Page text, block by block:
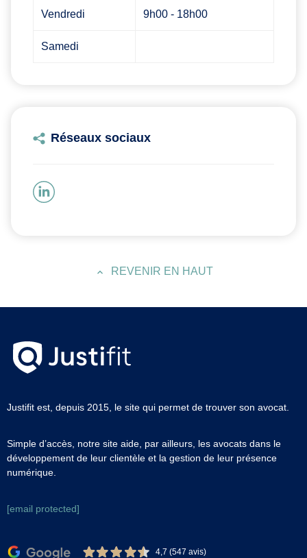
Vendredi 9h00 - 18h00
Samedi
Réseaux sociaux
REVENIR EN HAUT
Justifit est, depuis 2015, le site qui permet de trouver son avocat.
Simple d’accès, notre site aide, par ailleurs, les avocats dans le
développement de leur clientèle et la gestion de leur présence
numérique.
[email protected]
4,7 (547 avis)